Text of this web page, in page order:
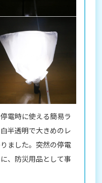
電時に使える簡易ラ
半透明で大きめのレ
ました。突然の停電
、防災用品として事